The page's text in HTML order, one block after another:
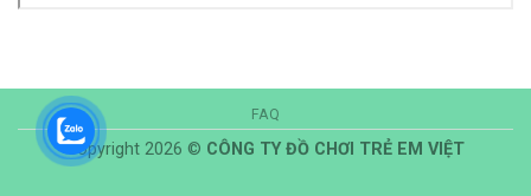
FAQ
Copyright 2026 © CÔNG TY ĐỒ CHƠI TRẺ EM VIỆT